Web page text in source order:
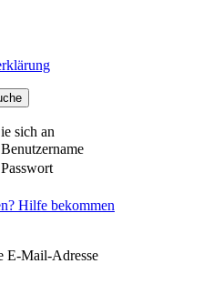
sich an
Hilfe bekommen
E-Mail-Adresse